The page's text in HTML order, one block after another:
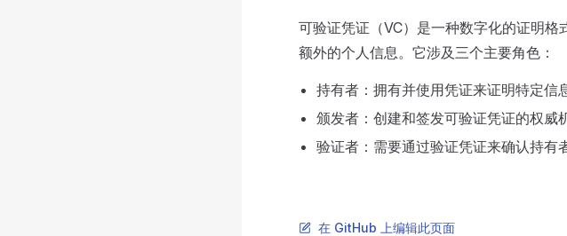
可验证凭证（VC）是一种数字化的证明
额外的个人信息。它涉及三个主要角色：
持有者：拥有并使用凭证来证明特定信
颁发者：创建和签发可验证凭证的权威
验证者：需要通过验证凭证来确认持有
在 GitHub 上编辑此页面